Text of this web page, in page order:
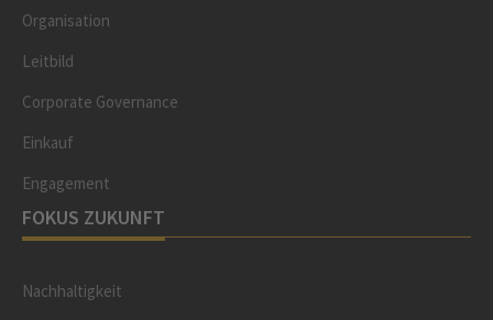
Organisation
Leitbild
Corporate Governance
Einkauf
Engagement
FOKUS ZUKUNFT
Nachhaltigkeit